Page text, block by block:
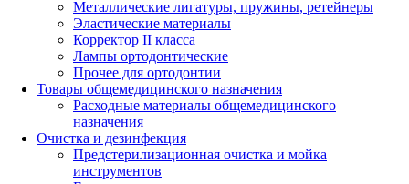
Металлические лигатуры, пружины, ретейнеры
Эластические материалы
Корректор II класса
Лампы ортодонтические
Прочее для ортодонтии
Товары общемедицинского назначения
Расходные материалы общемедицинского
назначения
Очистка и дезинфекция
Предстерилизационная очистка и мойка
инструментов